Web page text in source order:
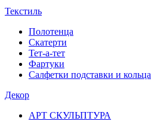
Текстиль
Полотенца
Скатерти
Тет-а-тет
Фартуки
Салфетки подставки и кольца
Декор
АРТ СКУЛЬПТУРА